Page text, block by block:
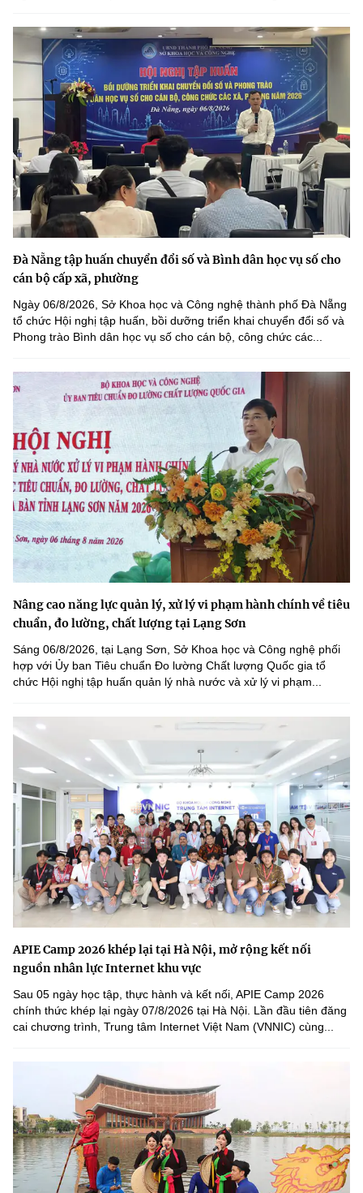
Đà Nẵng tập huấn chuyển đổi số và Bình dân học vụ số cho
cán bộ cấp xã, phường
Ngày 06/8/2026, Sở Khoa học và Công nghệ thành phố Đà Nẵng
tổ chức Hội nghị tập huấn, bồi dưỡng triển khai chuyển đổi số và
Phong trào Bình dân học vụ số cho cán bộ, công chức các...
Nâng cao năng lực quản lý, xử lý vi phạm hành chính về tiêu
chuẩn, đo lường, chất lượng tại Lạng Sơn
Sáng 06/8/2026, tại Lạng Sơn, Sở Khoa học và Công nghệ phối
hợp với Ủy ban Tiêu chuẩn Đo lường Chất lượng Quốc gia tổ
chức Hội nghị tập huấn quản lý nhà nước và xử lý vi phạm...
APIE Camp 2026 khép lại tại Hà Nội, mở rộng kết nối
nguồn nhân lực Internet khu vực
Sau 05 ngày học tập, thực hành và kết nối, APIE Camp 2026
chính thức khép lại ngày 07/8/2026 tại Hà Nội. Lần đầu tiên đăng
cai chương trình, Trung tâm Internet Việt Nam (VNNIC) cùng...